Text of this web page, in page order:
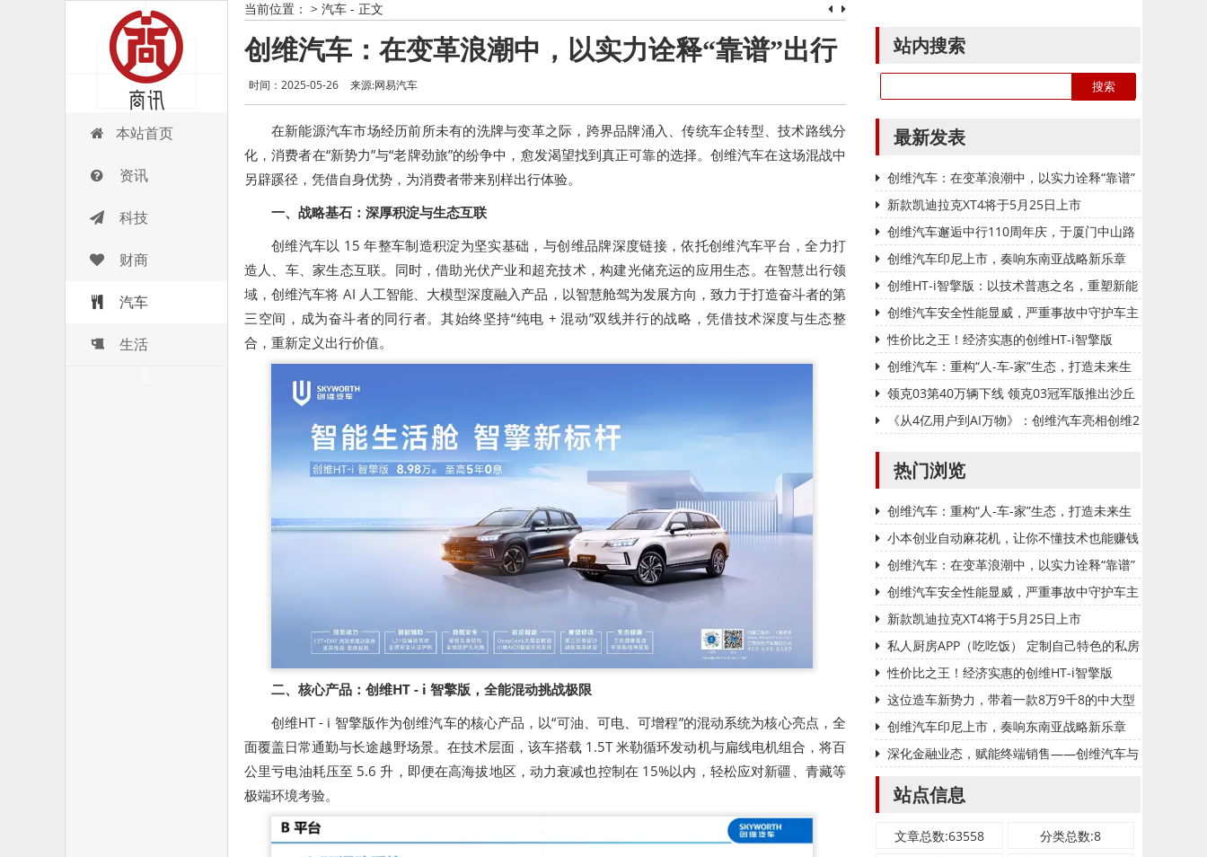
商讯 本站首页
资讯
科技
财商
汽车
生活
当前位置： > 汽车 - 正文
创维汽车：在变革浪潮中，以实力诠释“靠谱”出行
时间：2025-05-26 来源:网易汽车
在新能源汽车市场经历前所未有的洗牌与变革之际，跨界品牌涌入、传统车企转型、技术路线分
化，消费者在“新势力”与“老牌劲旅”的纷争中，愈发渴望找到真正可靠的选择。创维汽车在这场混战中
另辟蹊径，凭借自身优势，为消费者带来别样出行体验。
一、战略基石：深厚积淀与生态互联
创维汽车以 15 年整车制造积淀为坚实基础，与创维品牌深度链接，依托创维汽车平台，全力打
造人、车、家生态互联。同时，借助光伏产业和超充技术，构建光储充运的应用生态。在智慧出行领
域，创维汽车将 AI 人工智能、大模型深度融入产品，以智慧舱驾为发展方向，致力于打造奋斗者的第
三空间，成为奋斗者的同行者。其始终坚持“纯电 + 混动”双线并行的战略，凭借技术深度与生态整
合，重新定义出行价值。
二、核心产品：创维HT - i 智擎版，全能混动挑战极限
创维HT - i 智擎版作为创维汽车的核心产品，以“可油、可电、可增程”的混动系统为核心亮点，全
面覆盖日常通勤与长途越野场景。在技术层面，该车搭载 1.5T 米勒循环发动机与扁线电机组合，将百
公里亏电油耗压至 5.6 升，即便在高海拔地区，动力衰减也控制在 15%以内，轻松应对新疆、青藏等
极端环境考验。
站内搜索
最新发表
创维汽车：在变革浪潮中，以实力诠释“靠谱”
出行新款凯迪拉克XT4将于5月25日上市
创维汽车邂逅中行110周年庆，于厦门中山路
绽放创维之夜
创维汽车印尼上市，奏响东南亚战略新乐章
创维HT-i智擎版：以技术普惠之名，重塑新能
源SUV价值体系
创维汽车安全性能显威，严重事故中守护车主
平安性价比之王！经济实惠的创维HT-i智擎版
创维汽车：重构“人-车-家”生态，打造未来生
活第三空间
领克03第40万辆下线 领克03冠军版推出沙丘
金配色《从4亿用户到AI万物》：创维汽车亮相创维2
热门浏览
创维汽车：重构“人-车-家”生态，打造未来生
活第三空间
小本创业自动麻花机，让你不懂技术也能赚钱
创维汽车：在变革浪潮中，以实力诠释“靠谱”
出行创维汽车安全性能显威，严重事故中守护车主
平安新款凯迪拉克XT4将于5月25日上市
私人厨房APP（吃吃饭） 定制自己特色的私房
菜性价比之王！经济实惠的创维HT-i智擎版
这位造车新势力，带着一款8万9千8的中大型
混动SUV，杀来了！
创维汽车印尼上市，奏响东南亚战略新乐章
深化金融业态，赋能终端销售——创维汽车与
中国银行广东省分行举行战略签约
站点信息
文章总数:63558
分类总数:8